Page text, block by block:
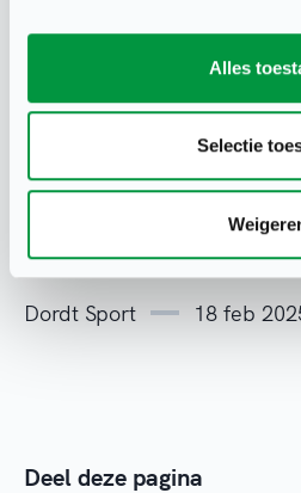
Alles
Selectie
2.
Basiseisen uploaden
Dordt Sport 18 feb
Deel deze pagina